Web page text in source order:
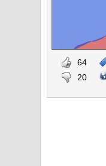
64
20